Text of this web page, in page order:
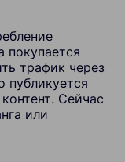
покупается
трафик через
публикуется
Сейчас
или